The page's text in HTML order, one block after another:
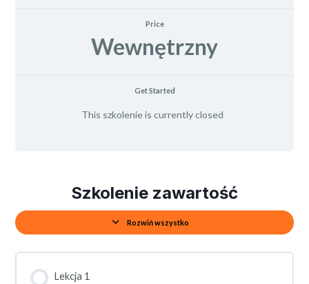
Price
Wewnętrzny
Get Started
This szkolenie is currently closed
Szkolenie zawartość
Rozwiń wszystko
Lekcja 1